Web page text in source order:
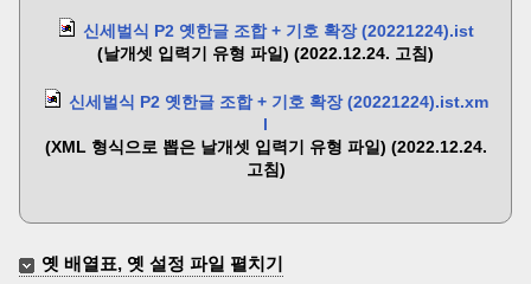
신세벌식 P2 옛한글 조합 + 기호 확장 (20221224).ist
(날개셋 입력기 유형 파일) (2022.12.24. 고침)
신세벌식 P2 옛한글 조합 + 기호 확장 (20221224).ist.xm
l
(XML 형식으로 뽑은 날개셋 입력기 유형 파일) (2022.12.24.
고침)
옛 배열표, 옛 설정 파일 펼치기